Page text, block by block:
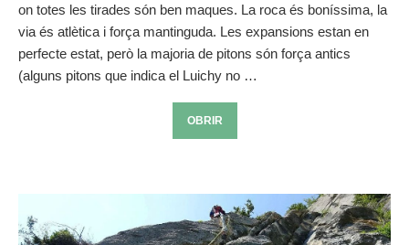
on totes les tirades són ben maques. La roca és boníssima, la
via és atlètica i força mantinguda. Les expansions estan en
perfecte estat, però la majoria de pitons són força antics
(alguns pitons que indica el Luichy no …
OBRIR